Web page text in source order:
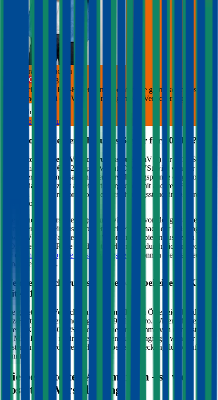
Jetzt Beratung buchen
3
Die durchblicker Kfz-Expert:innen beraten Sie gerne kostenlos &
unverbindlich bei der Wahl der richtigen Kfz-Versicherung.
Deutsch
Kostenlose Beratung
Was kostet die Versicherungs-Steuer für 401 PS?
motorbezogene Versicherungssteuer (mVSt) für 401
PS
kostet im Schnitt €
212,16
pro Monat. Die mVSt wird von der
Versicherung gemeinsam mit der Versicherungsprämie eingehoben
und an das Finanzamt abgeführt. Verglichen mit anderen EU-
Ländern fällt die motorbezogene Versicherungssteuer in Österreich
relativ hoch aus.
Die Höhe der Versicherungssteuer wird nicht von der gewählten
Versicherung beeinflusst, sondern richtet sich nach der Leistung (PS
bzw. kW) Ihres Fahrzeugs. Bei Verbrennern spielen zusätzlich die
CO2-Werte eine Rolle für die Steuerhöhe. Im durchblicker Rechner
motorbezogene Versicherungssteuer
können Sie die Steuer
genau berechnen.
Welche Versicherungssumme passt bei einem PKW
mit
401
Die gesetzliche Versicherungssumme
liegt in Österreich bei der
Kfz-Haftpflichtversicherung bei 7,79 Mio. Euro. Wir empfehlen für
Ihren PKW mit
401
PS eine Versicherungssumme von mindestens
20 Mio. Euro, da niedrigere Summen nur geringfügig weniger
kosten und bei größeren Schäden aber eine Deckungslücke auftreten
könnte.
Die beliebtesten Automarken - so viel
kostet die Versicherung: